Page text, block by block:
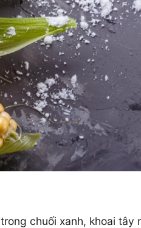
chuối xanh, khoai tây